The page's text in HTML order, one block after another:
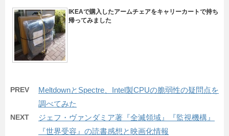
IKEAで購入したアームチェアをキャリーカートで持ち
帰ってみました
PREV
MeltdownとSpectre、Intel製CPUの脆弱性の疑問点を
調べてみた
NEXT
ジェフ・ヴァンダミア著『全滅領域』『監視機構』
『世界受容』の読書感想と映画化情報